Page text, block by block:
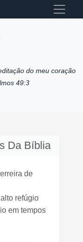
do meu coração
49:3
Da Bíblia
de
refúgio
em tempos